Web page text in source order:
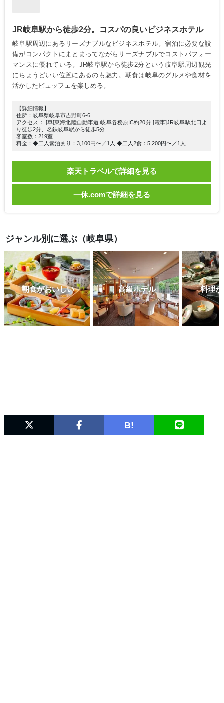
JR岐阜駅から徒歩2分。コスパの良いビジネスホテル
岐阜駅周辺にあるリーズナブルなビジネスホテル。宿泊に必要な設
備がコンパクトにまとまってながらリーズナブルでコストパフォー
マンスに優れている。JR岐阜駅から徒歩2分という岐阜駅周辺観光
にちょうどいい位置にあるのも魅力。朝食は岐阜のグルメや食材を
活かしたビュッフェを楽しめる。
【詳細情報】
住所：岐阜県岐阜市吉野町6-6
アクセス： [車]東海北陸自動車道 岐阜各務原IC約20分 [電車]JR岐阜駅北口よ
り徒歩2分、名鉄岐阜駅から徒歩5分
客室数：219室
料金：◆二人素泊まり：3,100円〜／1人 ◆二人2食：5,200円〜／1人
楽天トラベルで詳細を見る
一休.comで詳細を見る
ジャンル別に選ぶ（岐阜県）
朝食がおいしい 高級ホテル 料理
B!